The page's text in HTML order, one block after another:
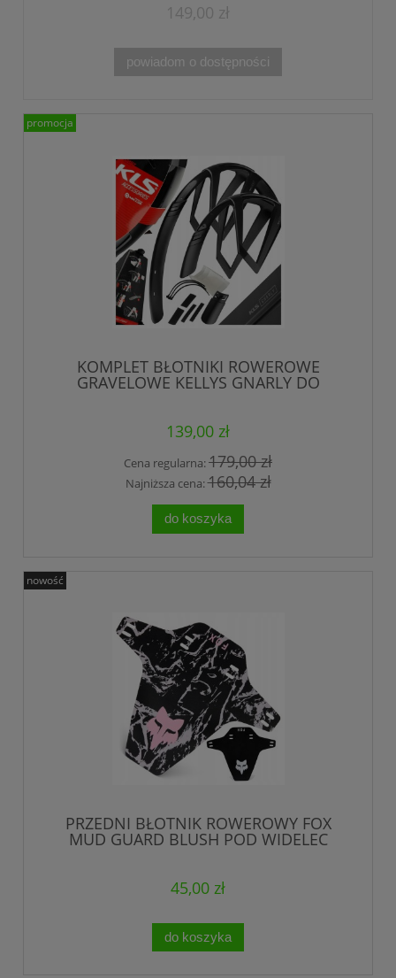
149,00 zł
powiadom o dostępności
KOMPLET BŁOTNIKI ROWEROWE
GRAVELOWE KELLYS GNARLY DO
139,00 zł
Cena regularna:179,00 zł
Najniższa cena:160,04 zł
do koszyka
promocja
PRZEDNI BŁOTNIK ROWEROWY FOX
MUD GUARD BLUSH POD WIDELEC
45,00 zł
do koszyka
nowość